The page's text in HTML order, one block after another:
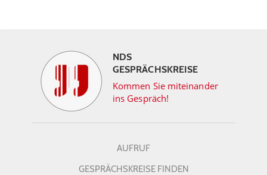
NDS
GESPRÄCHSKREISE
Kommen Sie miteinander
ins Gespräch!
AUFRUF
GESPRÄCHSKREISE FINDEN